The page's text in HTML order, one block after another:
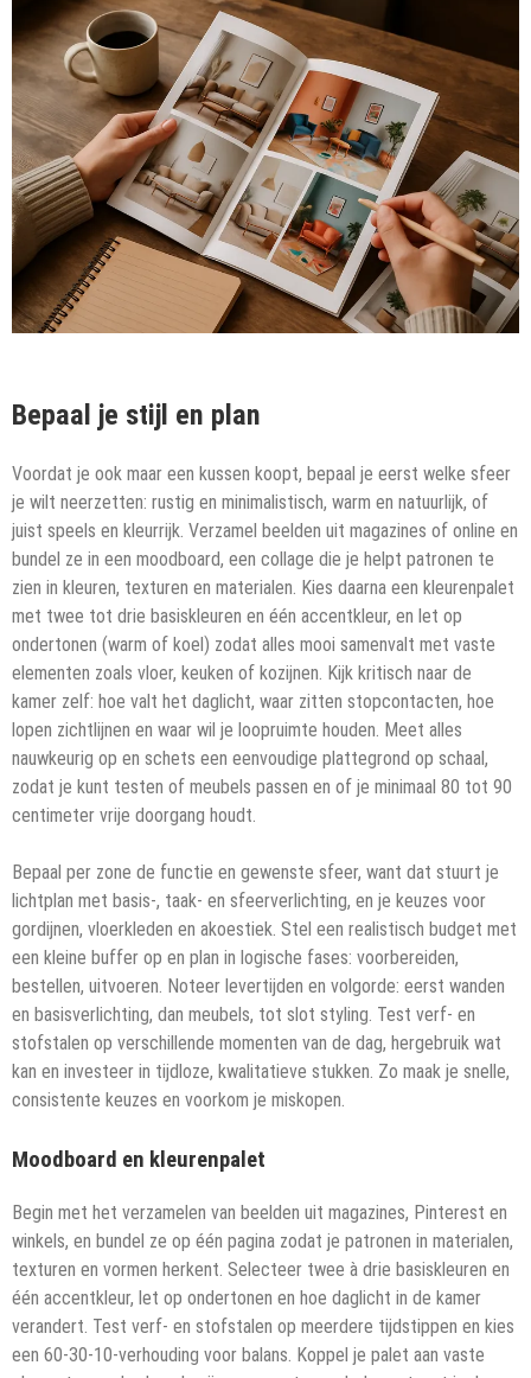
Bepaal je stijl en plan
Voordat je ook maar een kussen koopt, bepaal je eerst welke sfeer
je wilt neerzetten: rustig en minimalistisch, warm en natuurlijk, of
juist speels en kleurrijk. Verzamel beelden uit magazines of online en
bundel ze in een moodboard, een collage die je helpt patronen te
zien in kleuren, texturen en materialen. Kies daarna een kleurenpalet
met twee tot drie basiskleuren en één accentkleur, en let op
ondertonen (warm of koel) zodat alles mooi samenvalt met vaste
elementen zoals vloer, keuken of kozijnen. Kijk kritisch naar de
kamer zelf: hoe valt het daglicht, waar zitten stopcontacten, hoe
lopen zichtlijnen en waar wil je loopruimte houden. Meet alles
nauwkeurig op en schets een eenvoudige plattegrond op schaal,
zodat je kunt testen of meubels passen en of je minimaal 80 tot 90
centimeter vrije doorgang houdt.
Bepaal per zone de functie en gewenste sfeer, want dat stuurt je
lichtplan met basis-, taak- en sfeerverlichting, en je keuzes voor
gordijnen, vloerkleden en akoestiek. Stel een realistisch budget met
een kleine buffer op en plan in logische fases: voorbereiden,
bestellen, uitvoeren. Noteer levertijden en volgorde: eerst wanden
en basisverlichting, dan meubels, tot slot styling. Test verf- en
stofstalen op verschillende momenten van de dag, hergebruik wat
kan en investeer in tijdloze, kwalitatieve stukken. Zo maak je snelle,
consistente keuzes en voorkom je miskopen.
Moodboard en kleurenpalet
Begin met het verzamelen van beelden uit magazines, Pinterest en
winkels, en bundel ze op één pagina zodat je patronen in materialen,
texturen en vormen herkent. Selecteer twee à drie basiskleuren en
één accentkleur, let op ondertonen en hoe daglicht in de kamer
verandert. Test verf- en stofstalen op meerdere tijdstippen en kies
een 60-30-10-verhouding voor balans. Koppel je palet aan vaste